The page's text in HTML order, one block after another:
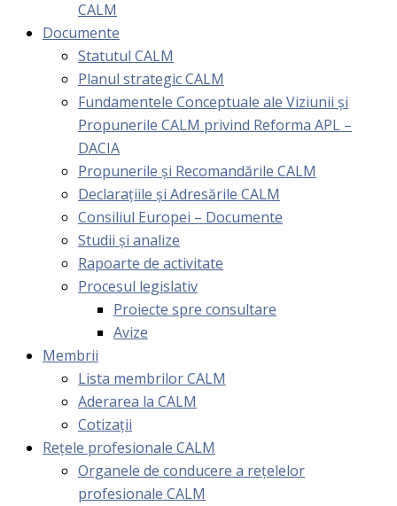
CALM
Documente
Statutul CALM
Planul strategic CALM
Fundamentele Conceptuale ale Viziunii și
Propunerile CALM privind Reforma APL –
DACIA
Propunerile și Recomandările CALM
Declarațiile și Adresările CALM
Consiliul Europei – Documente
Studii și analize
Rapoarte de activitate
Procesul legislativ
Proiecte spre consultare
Avize
Membrii
Lista membrilor CALM
Aderarea la CALM
Cotizaţii
Rețele profesionale CALM
Organele de conducere a rețelelor
profesionale CALM